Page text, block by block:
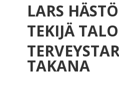
LARS
TEKIJÄ
TAKANA